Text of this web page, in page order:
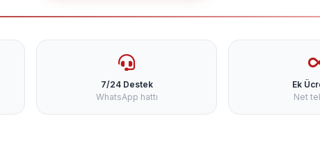
7/24 Destek
WhatsApp hattı
Ek
Net